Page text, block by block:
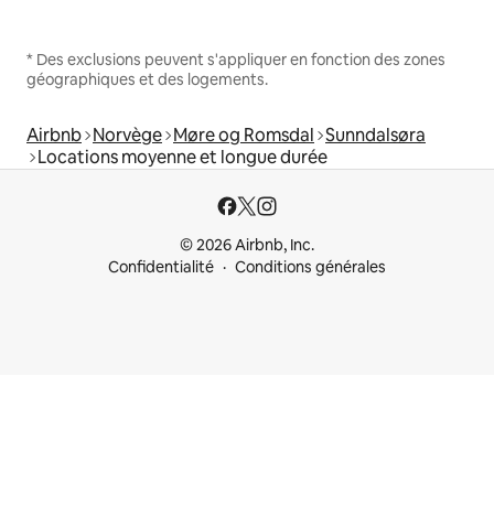
* Des exclusions peuvent s'appliquer en fonction des zones
géographiques et des logements.
Airbnb Norvège Møre og Romsdal Sunndalsøra
Locations moyenne et longue durée
© 2026 Airbnb, Inc.
Confidentialité
Conditions générales